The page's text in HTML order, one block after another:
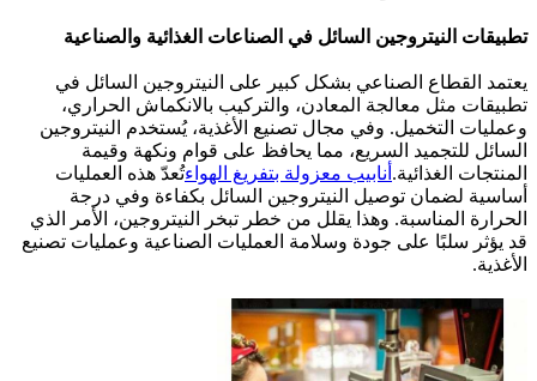
تطبيقات النيتروجين السائل في الصناعات الغذائية والصناعية
يعتمد القطاع الصناعي بشكل كبير على النيتروجين السائل في
تطبيقات مثل معالجة المعادن، والتركيب بالانكماش الحراري،
وعمليات التخميل. وفي مجال تصنيع الأغذية، يُستخدم النيتروجين
السائل للتجميد السريع، مما يحافظ على قوام ونكهة وقيمة
المنتجات الغذائية. أنابيب معزولة بتفريغ الهواءتُعدّ هذه العمليات
أساسية لضمان توصيل النيتروجين السائل بكفاءة وفي درجة
الحرارة المناسبة. وهذا يقلل من خطر تبخر النيتروجين، الأمر الذي
قد يؤثر سلبًا على جودة وسلامة العمليات الصناعية وعمليات تصنيع
الأغذية.